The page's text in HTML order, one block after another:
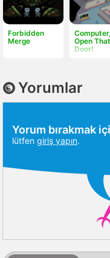
Forbidden
Merge
Computer,
Open That
Door!
Yorumlar
Yorum bırakmak
lütfen giriş yapın.